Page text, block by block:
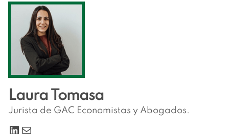
Laura Tomasa
Jurista de GAC Economistas y Abogados.